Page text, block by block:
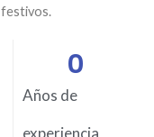
festivos.
Años de
0